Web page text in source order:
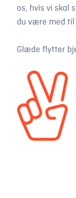
os, hvis vi skal
du være med til
Glæde flytter